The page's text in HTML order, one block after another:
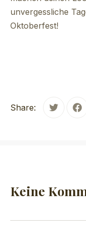
unvergessliche
Oktoberfest!
Share: Tweet
Keine